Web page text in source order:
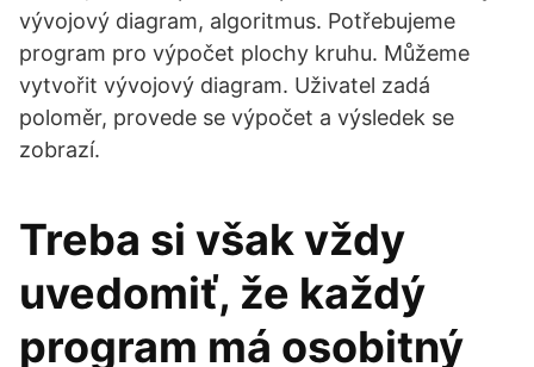
vývojový diagram, algoritmus. Potřebujeme
program pro výpočet plochy kruhu. Můžeme
vytvořit vývojový diagram. Uživatel zadá
poloměr, provede se výpočet a výsledek se
zobrazí.
Treba si však vždy
uvedomiť, že každý
program má osobitný